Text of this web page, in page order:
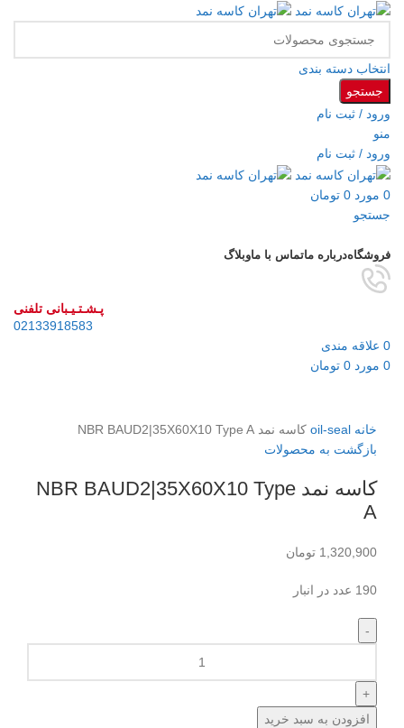
انتخاب دسته بندی
جستجو
ورود / ثبت نام
منو
ورود / ثبت نام
0 مورد 0 تومان
جستجو
فروشگاهدرباره ماتماس با ماوبلاگ
پـشـتـیـبانی تلفنی
02133918583
0 علاقه مندی
0 مورد 0 تومان
خانه oil-seal کاسه نمد NBR BAUD2|35X60X10 Type A
بازگشت به محصولات
کاسه نمد NBR BAUD2|35X60X10 Type
A
1,320,900 تومان
190 عدد در انبار
افزودن به سبد خرید